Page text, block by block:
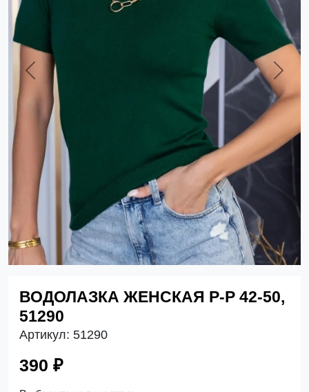
Previous Next
ВОДОЛАЗКА ЖЕНСКАЯ Р-Р 42-50,
51290
Артикул: 51290
390 ₽